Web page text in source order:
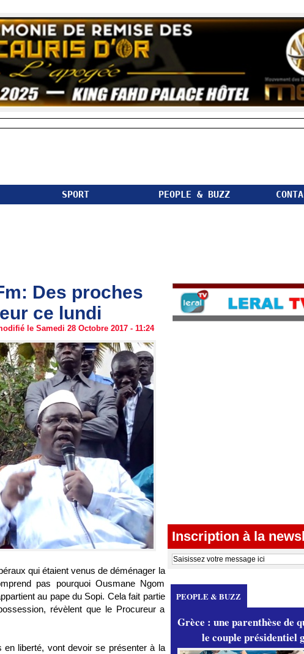
SPORT PEOPLE & BUZZ
Des proches
ce lundi
le Samedi 28 Octobre 2017 - 11:24
qui étaient venus de déménager la
pas pourquoi Ousmane Ngom
au pape du Sopi. Cela fait partie
révèlent que le Procureur a
liberté, vont devoir se présenter à la
Inscription à la
PEOPLE & BUZZ
Grèce : une parenthèse de
le couple présidentiel